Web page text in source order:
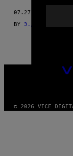
07.27.18
BY Э.ДЖ. ГРАФФ,
VICE
© 2026 VICE